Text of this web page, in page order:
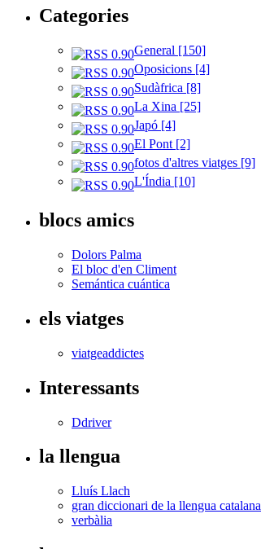
Categories
General [150]
Oposicions [4]
Sudàfrica [8]
La Xina [25]
Japó [4]
El Pont [2]
fotos d'altres viatges [9]
L'Índia [10]
blocs amics
Dolors Palma
El bloc d'en Climent
Semántica cuántica
els viatges
viatgeaddictes
Interessants
Ddriver
la llengua
Lluís Llach
gran diccionari de la llengua catalana
verbàlia